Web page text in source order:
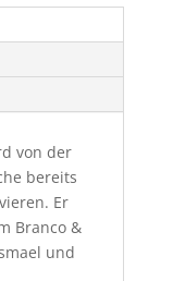
von der
bereits
Er
Branco &
und